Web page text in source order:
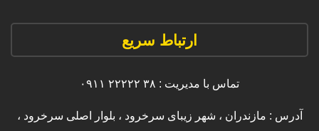
ارتباط سریع
تماس با مدیریت : ۳۸ ۲۲۲۲۲ ۰۹۱۱
آدرس : مازندران ، شهر زیبای سرخرود ، بلوار اصلی سرخرود ،